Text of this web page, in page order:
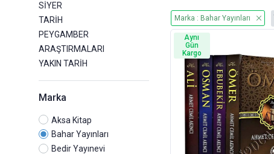
SİYER
TARİH
PEYGAMBER
ARAŞTIRMALARI
YAKIN TARİH
Marka
Aksa Kitap
Bahar Yayınları
Bedir Yayınevi
Marka : Bahar Yayınları
Aynı
Gün
Kargo